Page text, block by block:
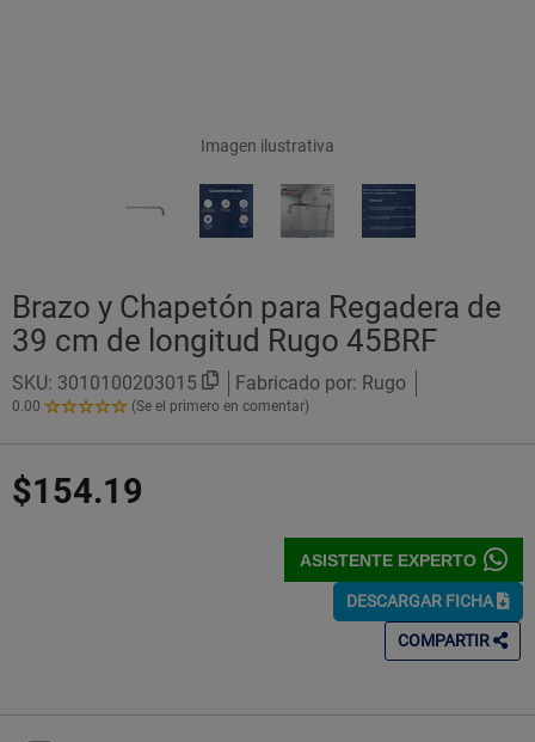
Imagen ilustrativa
Brazo y Chapetón para Regadera de
39 cm de longitud Rugo 45BRF
SKU: 3010100203015 Fabricado por: Rugo
0.00
0.00
Estrellas!
(Se el primero en comentar)
$154.19
ASISTENTE EXPERTO
DESCARGAR FICHA
COMPARTIR